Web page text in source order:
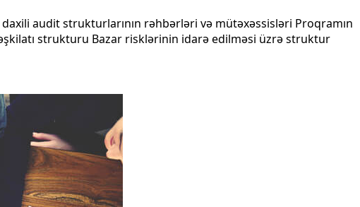
audit strukturlarının rəhbərləri və mütəxəssisləri Proqramın
strukturu Bazar risklərinin idarə edilməsi üzrə struktur